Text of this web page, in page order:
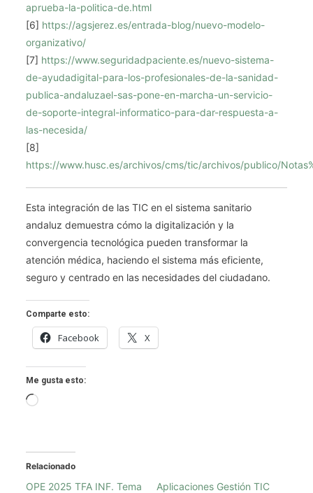
aprueba-la-politica-de.html
[6] https://agsjerez.es/entrada-blog/nuevo-modelo-
organizativo/
[7] https://www.seguridadpaciente.es/nuevo-sistema-
de-ayudadigital-para-los-profesionales-de-la-sanidad-
publica-andaluzael-sas-pone-en-marcha-un-servicio-
de-soporte-integral-informatico-para-dar-respuesta-a-
las-necesida/
[8]
https://www.husc.es/archivos/cms/tic/archivos/publico/
Esta integración de las TIC en el sistema sanitario
andaluz demuestra cómo la digitalización y la
convergencia tecnológica pueden transformar la
atención médica, haciendo el sistema más eficiente,
seguro y centrado en las necesidades del ciudadano.
Comparte esto:
Facebook X
Me gusta esto:
Cargando...
Relacionado
OPE 2025 TFA INF. Tema
Aplicaciones Gestión TIC